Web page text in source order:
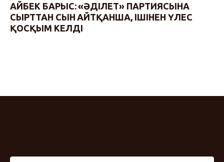
АЙБЕК БАРЫС: «ӘДІЛЕТ» ПАРТИЯСЫНА
СЫРТТАН СЫН АЙТҚАНША, ІШІНЕН ҮЛЕС
ҚОСҚЫМ КЕЛДІ